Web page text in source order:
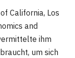
California, Los
and
ihm
um sich